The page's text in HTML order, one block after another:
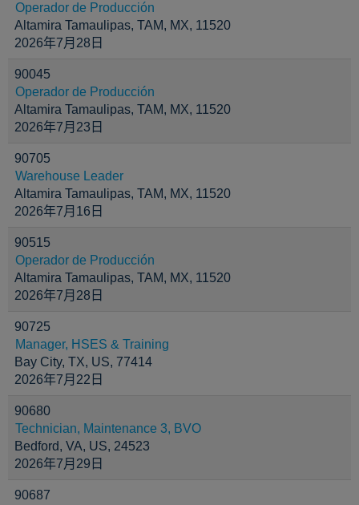
Operador de Producción
Altamira Tamaulipas, TAM, MX, 11520
2026年7月28日
90045
Operador de Producción
Altamira Tamaulipas, TAM, MX, 11520
2026年7月23日
90705
Warehouse Leader
Altamira Tamaulipas, TAM, MX, 11520
2026年7月16日
90515
Operador de Producción
Altamira Tamaulipas, TAM, MX, 11520
2026年7月28日
90725
Manager, HSES & Training
Bay City, TX, US, 77414
2026年7月22日
90680
Technician, Maintenance 3, BVO
Bedford, VA, US, 24523
2026年7月29日
90687